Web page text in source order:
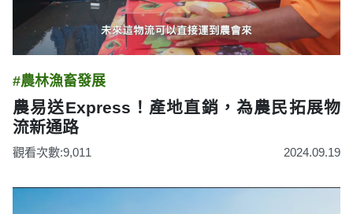
#農林漁畜發展
農易送Express！產地直銷，為農民拓展物
流新通路
觀看次數:9,011 2024.09.19